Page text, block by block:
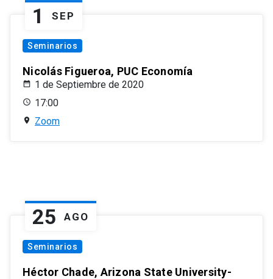
1 SEP
Seminarios
Nicolás Figueroa, PUC Economía
1 de Septiembre de 2020
17:00
Zoom
25 AGO
Seminarios
Héctor Chade, Arizona State University-